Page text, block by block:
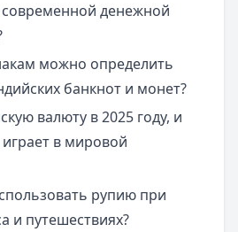
денежной
можно определить
банкнот и монет?
валюту в 2025 году, и
в мировой
рупию при
и путешествиях?